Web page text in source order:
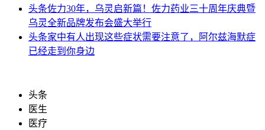
头条佐力30年，乌灵启新篇！佐力药业三十周年庆典暨
乌灵全新品牌发布会盛大举行
头条家中有人出现这些症状需要注意了，阿尔兹海默症
已经走到你身边
头条
医生
医疗